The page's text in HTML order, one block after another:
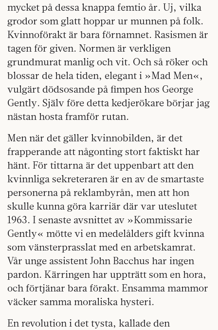
mycket på dessa knappa femtio år. Uj, vilka
grodor som glatt hoppar ur munnen på folk.
Kvinnoförakt är bara förnamnet. Rasismen är
tagen för given. Normen är verkligen
grundmurat manlig och vit. Och så röker och
blossar de hela tiden, elegant i »Mad Men«,
vulgärt dödsosande på fimpen hos George
Gently. Själv före detta kedjerökare börjar jag
nästan hosta framför rutan.
Men när det gäller kvinnobilden, är det
frapperande att någonting stort faktiskt har
hänt. För tittarna är det uppenbart att den
kvinnliga sekreteraren är en av de smartaste
personerna på reklambyrån, men att hon
skulle kunna göra karriär där var uteslutet
1963. I senaste avsnittet av »Kommissarie
Gently« mötte vi en medelålders gift kvinna
som vänsterprasslat med en arbetskamrat.
Vår unge assistent John Bacchus har ingen
pardon. Kärringen har uppträtt som en hora,
och förtjänar bara förakt. Ensamma mammor
väcker samma moraliska hysteri.
En revolution i det tysta, kallade den